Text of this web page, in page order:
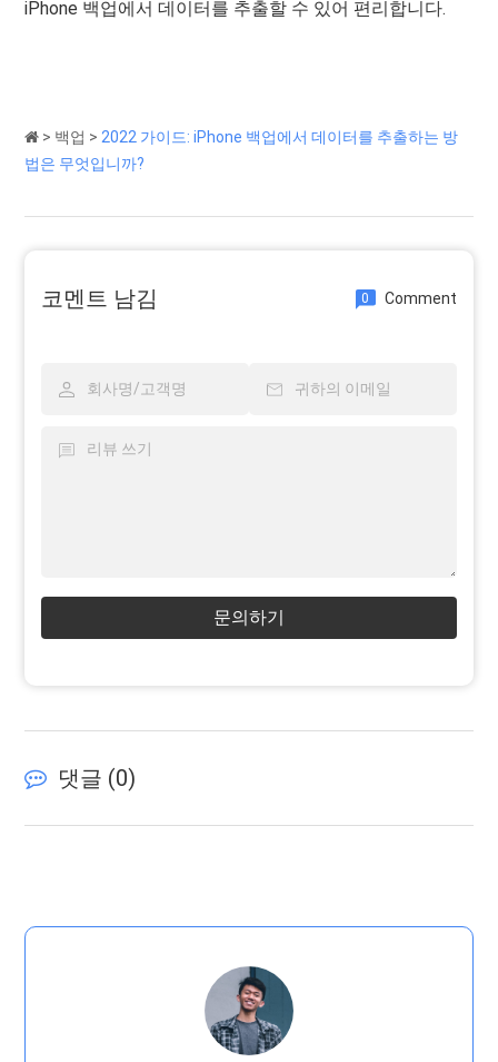
iPhone 백업에서 데이터를 추출할 수 있어 편리합니다.
> 백업 > 2022 가이드: iPhone 백업에서 데이터를 추출하는 방
법은 무엇입니까?
코멘트 남김 0 Comment
문의하기
댓글 (0)